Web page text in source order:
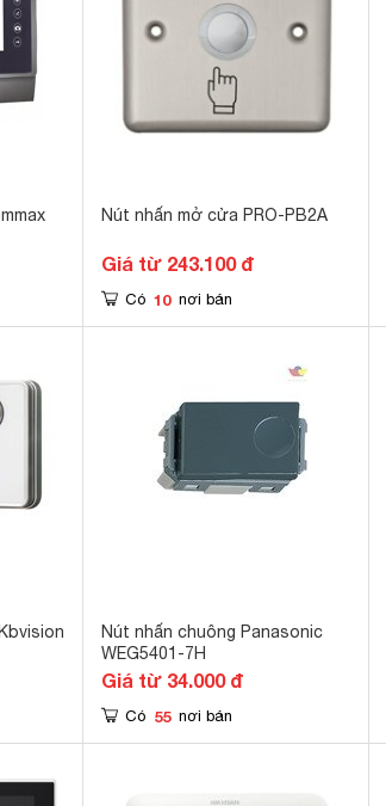
Nút nhấn mở cửa PRO-PB2A
Giá từ 243.100 đ
Có 10 nơi bán
Nút nhấn chuông Panasonic
WEG5401-7H
Giá từ 34.000 đ
Có 55 nơi bán